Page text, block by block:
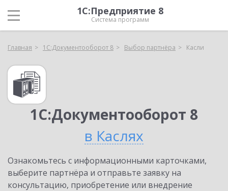
1С:Предприятие 8
Система программ
Главная 1С:Документооборот 8 Выбор партнёра Касли
1С:Документооборот 8
в Каслях
Ознакомьтесь с информационными карточками,
выберите партнёра и отправьте заявку на
консультацию, приобретение или внедрение